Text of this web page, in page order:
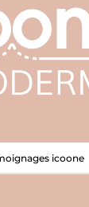
icoone